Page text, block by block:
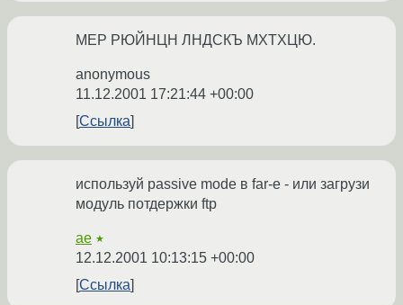
МЕР РЮЙНЦН ЛНДСКЪ МХТХЦЮ.
anonymous
11.12.2001 17:21:44 +00:00
Ссылка
используй passive mode в far-е - или загрузи
модуль потдержки ftp
ae ★
12.12.2001 10:13:15 +00:00
Ссылка